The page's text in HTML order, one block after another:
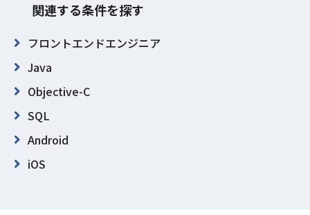
関連する条件を探す
フロントエンドエンジニア
Java
Objective-C
SQL
Android
iOS